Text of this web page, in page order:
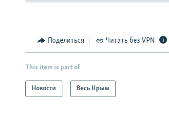
Поделиться Читать без VPN
This item is part of
Новости Весь Крым